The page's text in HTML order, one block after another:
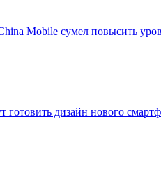
Mobile сумел повысить
готовить дизайн нового